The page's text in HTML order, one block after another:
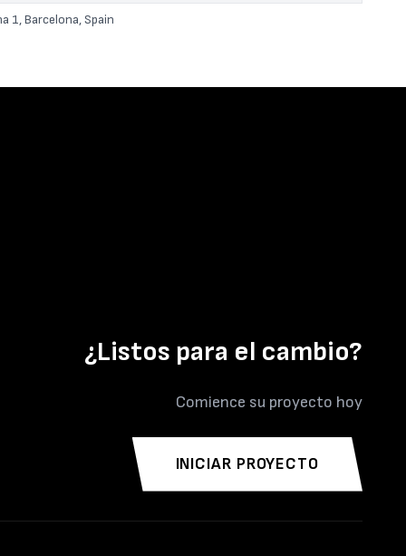
1, Barcelona, Spain
¿Listos para el cambio?
Comience su proyecto hoy
INICIAR PROYECTO